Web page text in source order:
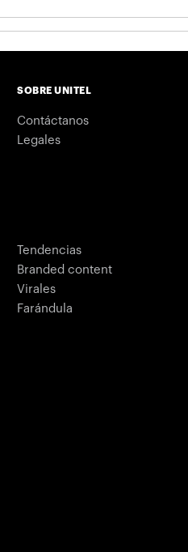
SOBRE UNITEL
Contáctanos
Legales
Tendencias
Branded content
Virales
Farándula